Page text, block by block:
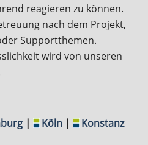
reagieren zu können.
nach dem Projekt,
Supportthemen.
wird von unseren
| Köln |
Konstanz